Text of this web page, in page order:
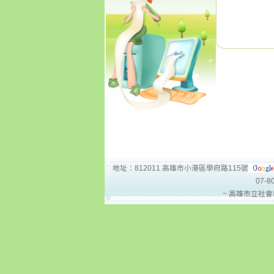
地址：812011 高雄市小港區學府路115號
07-
~ 高雄市立社